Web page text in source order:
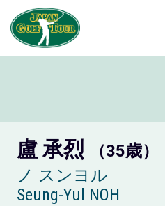
盧 承烈
（35歳）
ノ スンヨル
Seung-Yul NOH